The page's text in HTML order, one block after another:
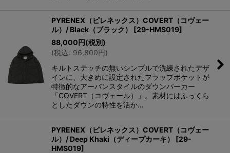
PYRENEX（ピレネックス）COVERT（コヴェー
ル）/ Black（ブラック）
[29-HMS019]
88,000円(税別)
(税込: 96,800円)
キルトステッチの無いシンプルで洗練されたデザ
インに、大きめに設定されたフラップポケットが
特徴的なアーバンスタイルのダウンパーカー
「COVERT（コヴェール）」。素材にはふっくら
としたダウンの特性を活か…
PYRENEX（ピレネックス）COVERT（コヴェー
ル）/ Deep Khaki（ディープカーキ）
[29-
HMS019]